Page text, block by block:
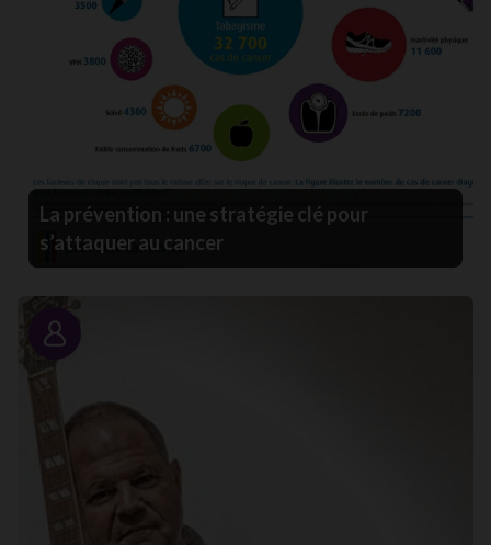
La prévention : une stratégie clé pour
s’attaquer au cancer
Portrait